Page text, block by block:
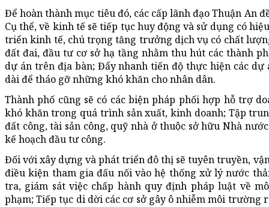
Để hoàn thành mục tiêu đó, các cấp lãnh đạo Thuận An
Cụ thể, về kinh tế sẽ tiếp tục huy động và sử dụng có
triển kinh tế, chú trọng tăng trưởng dịch vụ có chất
đất đai, đầu tư cơ sở hạ tầng nhằm thu hút các thành
dự án trên địa bàn; Đẩy nhanh tiến độ thực hiện các dự
dài để tháo gỡ những khó khăn cho nhân dân.
Thành phố cũng sẽ có các biện pháp phối hợp hỗ trợ
khó khăn trong quá trình sản xuất, kinh doanh; Tập
đất công, tài sản công, quỹ nhà ở thuộc sở hữu Nhà
kế hoạch đầu tư công.
Đối với xây dựng và phát triển đô thị sẽ tuyên truyền,
điều kiện tham gia đấu nối vào hệ thống xử lý nước
tra, giám sát việc chấp hành quy định pháp luật về
phạm; Tiếp tục di dời các cơ sở gây ô nhiễm môi trường